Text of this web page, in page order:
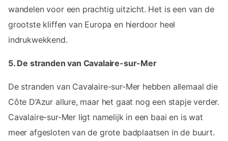
wandelen voor een prachtig uitzicht. Het is een van de
grootste kliffen van Europa en hierdoor heel
indrukwekkend.
5. De stranden van Cavalaire-sur-Mer
De stranden van Cavalaire-sur-Mer hebben allemaal die
Côte D’Azur allure, maar het gaat nog een stapje verder.
Cavalaire-sur-Mer ligt namelijk in een baai en is wat
meer afgesloten van de grote badplaatsen in de buurt.